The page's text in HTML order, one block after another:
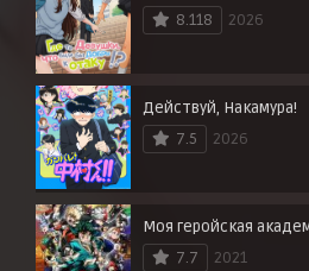
8.118
2026
Действуй, Накамура!
7.5
2026
7.7
2021